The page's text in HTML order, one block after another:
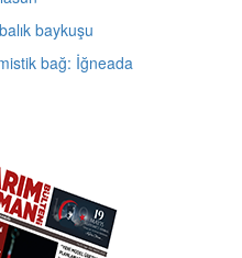
baykuşu
bağ: İğneada